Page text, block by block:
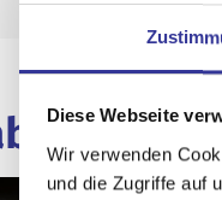
Diese Webseite
Wir verwenden
und die Zugriffe auf
Jon